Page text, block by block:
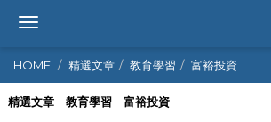
T
g
g
l
HOME 精選文章 教育學習 富裕投資
精選文章 教育學習 富裕投資